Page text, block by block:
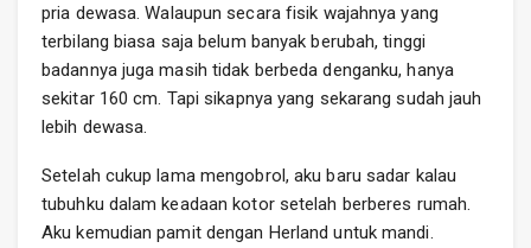
pria dewasa. Walaupun secara fisik wajahnya yang
terbilang biasa saja belum banyak berubah, tinggi
badannya juga masih tidak berbeda denganku, hanya
sekitar 160 cm. Tapi sikapnya yang sekarang sudah jauh
lebih dewasa.
Setelah cukup lama mengobrol, aku baru sadar kalau
tubuhku dalam keadaan kotor setelah berberes rumah.
Aku kemudian pamit dengan Herland untuk mandi.